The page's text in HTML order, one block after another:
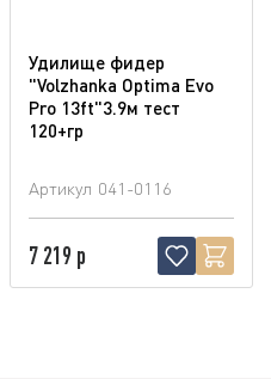
Удилище фидер
"Volzhanka Optima Evo
Pro 13ft"3.9м тест
120+гр
Артикул 041-0116
7 219 р